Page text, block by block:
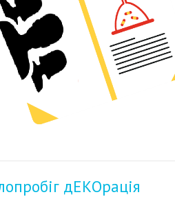
дЕКОрація